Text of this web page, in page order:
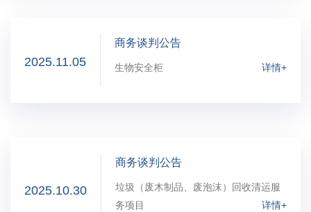
2025.11.05
商务谈判公告
生物安全柜 详情+
2025.10.30
商务谈判公告
垃圾（废木制品、废泡沫）回收清运服
务项目
详情+